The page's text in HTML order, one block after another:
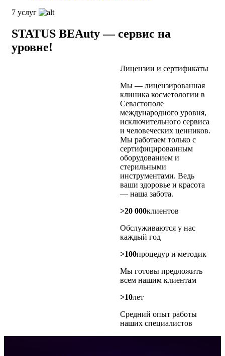
7 услуг
STATUS BEAuty —сервис на
уровне!
Лицензии и сертификаты
Мы — лицензированная
клиника косметологии в
Севастополе
международного уровня,
исключительного сервиса
и человеческих ценников.
Мы работаем только с
сертифицированным
оборудованием и
стерильными
инструментами. Ведь
ваши здоровье и красота
— наша забота.
>20 000клиентов
Обслуживаются у нас
каждый год
>100процедур и методик
Мы готовы предложить
всем нашим клиентам
>10лет
Средний опыт работы
наших специалистов